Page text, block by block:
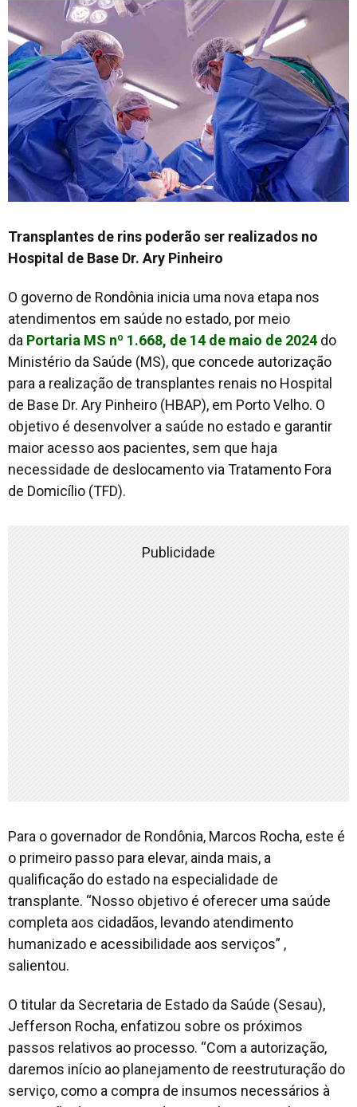
Transplantes de rins poderão ser realizados no
Hospital de Base Dr. Ary Pinheiro
O governo de Rondônia inicia uma nova etapa nos
atendimentos em saúde no estado, por meio
da Portaria MS nº 1.668, de 14 de maio de 2024 do
Ministério da Saúde (MS), que concede autorização
para a realização de transplantes renais no Hospital
de Base Dr. Ary Pinheiro (HBAP), em Porto Velho. O
objetivo é desenvolver a saúde no estado e garantir
maior acesso aos pacientes, sem que haja
necessidade de deslocamento via Tratamento Fora
de Domicílio (TFD).
Publicidade
Para o governador de Rondônia, Marcos Rocha, este é
o primeiro passo para elevar, ainda mais, a
qualificação do estado na especialidade de
transplante. “Nosso objetivo é oferecer uma saúde
completa aos cidadãos, levando atendimento
humanizado e acessibilidade aos serviços” ,
salientou.
O titular da Secretaria de Estado da Saúde (Sesau),
Jefferson Rocha, enfatizou sobre os próximos
passos relativos ao processo. “Com a autorização,
daremos início ao planejamento de reestruturação do
serviço, como a compra de insumos necessários à